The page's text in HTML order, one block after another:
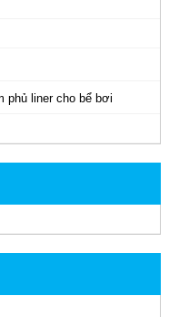
phủ liner cho bể bơi